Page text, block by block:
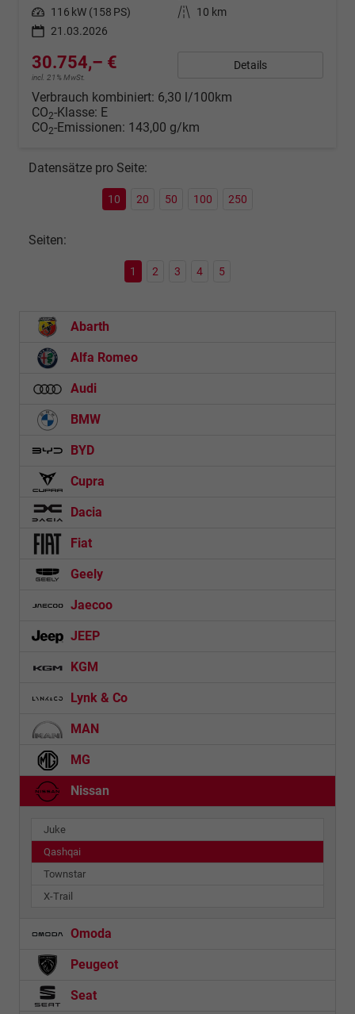
Leistung 116 kW (158 PS) Kilometerstand
10 km
21.03.2026
30.754,– €
incl. 21% MwSt.
Details
Verbrauch kombiniert: 6,30 l/100km
CO2-Klasse: E
CO2-Emissionen: 143,00 g/km
Datensätze pro Seite:
10 20 50 100 250
Seiten:
1 2 3 4 5
Abarth
Alfa Romeo
Audi
BMW
BYD
Cupra
Dacia
Fiat
Geely
Jaecoo
JEEP
KGM
Lynk & Co
MAN
MG
Nissan
Juke
Qashqai
Townstar
X-Trail
Omoda
Peugeot
Seat